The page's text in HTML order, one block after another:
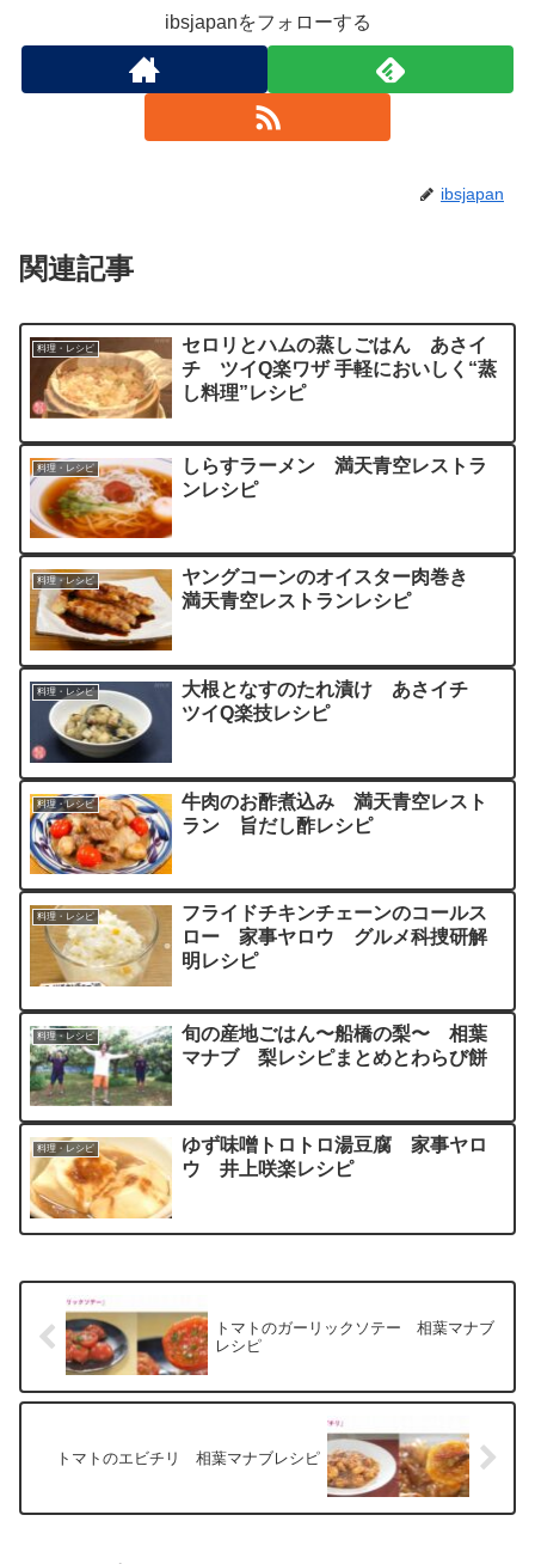
ibsjapanをフォローする
ibsjapan
関連記事
料理・レシピ
セロリとハムの蒸しごはん あさイ
チ ツイQ楽ワザ 手軽においしく“蒸
し料理”レシピ
料理・レシピ
しらすラーメン 満天青空レストラ
ンレシピ
料理・レシピ
ヤングコーンのオイスター肉巻き
満天青空レストランレシピ
料理・レシピ
大根となすのたれ漬け あさイチ
ツイQ楽技レシピ
料理・レシピ
牛肉のお酢煮込み 満天青空レスト
ラン 旨だし酢レシピ
料理・レシピ
フライドチキンチェーンのコールス
ロー 家事ヤロウ グルメ科捜研解
明レシピ
料理・レシピ
旬の産地ごはん〜船橋の梨〜 相葉
マナブ 梨レシピまとめとわらび餅
料理・レシピ
ゆず味噌トロトロ湯豆腐 家事ヤロ
ウ 井上咲楽レシピ
トマトのガーリックソテー 相葉マナブ
レシピ
トマトのエビチリ 相葉マナブレシピ